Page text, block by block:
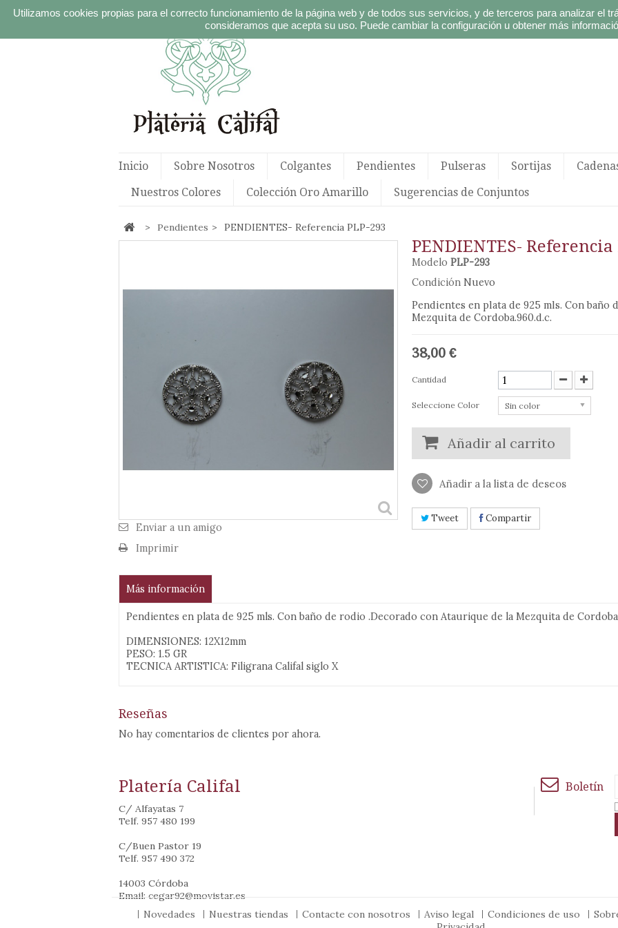
Inicio Sobre Nosotros Colgantes Pendientes Pulseras Sortijas
Nuestros Colores
Colección Oro Amarillo Sugerencias de Conjuntos
> Pendientes > PENDIENTES- Referencia PLP-293
Enviar a un amigo
Imprimir
PENDIENTES- Referencia
Modelo PLP-293
Condición Nuevo
Pendientes en plata de 925 mls. Con
Mezquita de Cordoba.960.d.c.
38,00 €
Cantidad
Seleccione Color Sin color
Añadir al carrito
Añadir a la lista de deseos
Tweet Compartir
Más información
Pendientes en plata de 925 mls. Con baño de rodio .Decorado con Ataurique de la Mezquita de
DIMENSIONES: 12X12mm
PESO: 1.5 GR
TECNICA ARTISTICA: Filigrana Califal siglo X
Reseñas
No hay comentarios de clientes por ahora.
Platería Califal
C/ Alfayatas 7
Telf. 957 480 199
C/Buen Pastor 19
Telf. 957 490 372
14003 Córdoba
Email: cegar92@movistar.es
Boletín
Novedades Nuestras tiendas Contacte con nosotros Aviso legal Condiciones de uso
Utilizamos cookies propias para el correcto funcionamiento de la página web y de todos sus servicios, y de terceros para analizar el
consideramos que acepta su uso. Puede cambiar la configuración u obtener más